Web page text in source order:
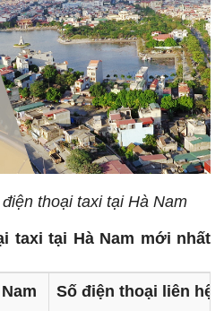
thoại taxi tại Hà Nam
taxi tại Hà Nam mới nhất
Số điện thoại liên hệ